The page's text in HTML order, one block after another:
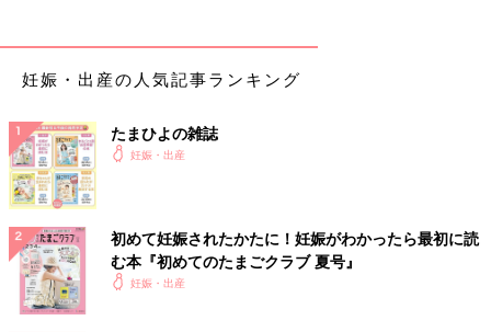
妊娠・出産の人気記事ランキング
たまひよの雑誌
妊娠・出産
初めて妊娠されたかたに！妊娠がわかったら最初に読
む本『初めてのたまごクラブ 夏号』
妊娠・出産